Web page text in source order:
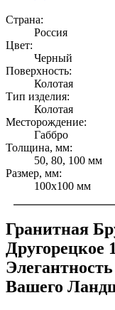
Страна:
Россия
Цвет:
Черный
Поверхность:
Колотая
Тип изделия:
Колотая
Месторождение:
Габбро
Толщина, мм:
50, 80, 100 мм
Размер, мм:
100х100 мм
Гранитная
Другорецкое
Вашего